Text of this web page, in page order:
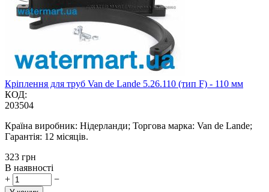
Кріплення для труб Van de Lande 5.26.110 (тип F) - 110 мм
КОД:
203504
Країна виробник: Нідерланди; Торгова марка: Van de Lande;
Гарантія: 12 місяців.
‍323‍ грн
В наявності
+
−